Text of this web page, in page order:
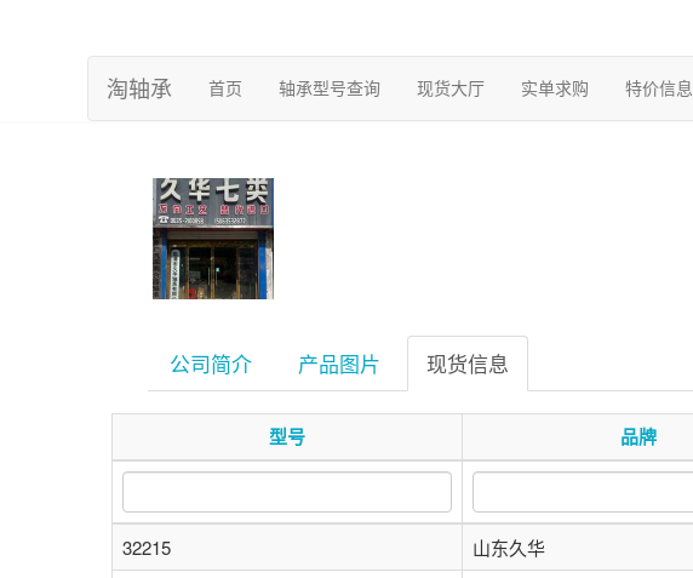
淘轴承 首页 (current)轴承型号查询 现货大厅 实单求购 特价信息
公司简介 产品图片 现货信息
型号 品牌
32215 山东久华